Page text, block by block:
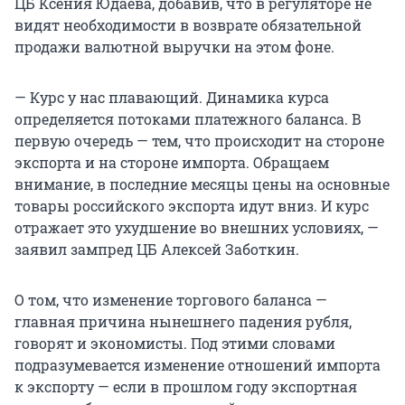
видят необходимости в возврате обязательной
продажи валютной выручки на этом фоне.
— Курс у нас плавающий. Динамика курса
определяется потоками платежного баланса. В
первую очередь — тем, что происходит на стороне
экспорта и на стороне импорта. Обращаем
внимание, в последние месяцы цены на основные
товары российского экспорта идут вниз. И курс
отражает это ухудшение во внешних условиях, —
заявил зампред ЦБ Алексей Заботкин.
О том, что изменение торгового баланса —
главная причина нынешнего падения рубля,
говорят и экономисты. Под этими словами
подразумевается изменение отношений импорта
к экспорту — если в прошлом году экспортная